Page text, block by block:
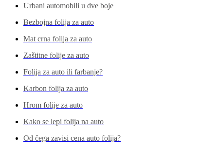
Urbani automobili u dve boje
Bezbojna folija za auto
Mat crna folija za auto
Zaštitne folije za auto
Folija za auto ili farbanje?
Karbon folija za auto
Hrom folije za auto
Kako se lepi folija na auto
Od čega zavisi cena auto folija?